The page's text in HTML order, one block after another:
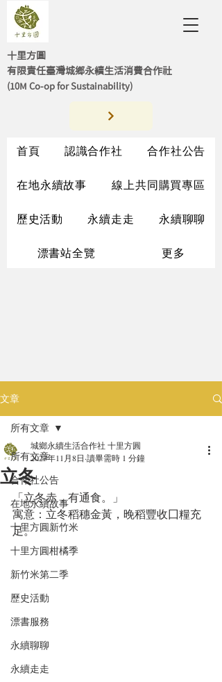
十里方圓
有限責任臺灣城鄉永續生活消費合作社
(10M Co-op for Sustainability)
首頁 認識合作社 合作社公告
在地永續故事 線上共同購買專區
歷史活動 永續走走 永續聊聊
漂書站全覽 更多
文章
所有文章
合作社公告
在地永續故事
十里方圓新竹米
十里方圓柑橘季
新竹米第二季
歷史活動
漂書服務
永續聊聊
永續走走
所有文章
立冬
城鄉永續生活合作社 十里方圓
2023年11月8日 讀畢需時 1 分鐘
「立冬赤，有通食。」
寓意：立冬稻穗金黃，晚稻豐收囗糧充
足。